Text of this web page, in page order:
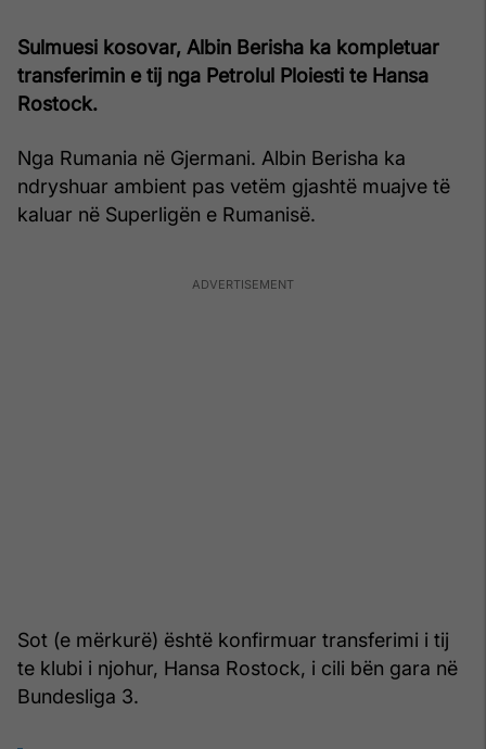
Sulmuesi kosovar, Albin Berisha ka kompletuar
transferimin e tij nga Petrolul Ploiesti te Hansa
Rostock.
Nga Rumania në Gjermani. Albin Berisha ka
ndryshuar ambient pas vetëm gjashtë muajve të
kaluar në Superligën e Rumanisë.
Sot (e mërkurë) është konfirmuar transferimi i tij
te klubi i njohur, Hansa Rostock, i cili bën gara në
Bundesliga 3.